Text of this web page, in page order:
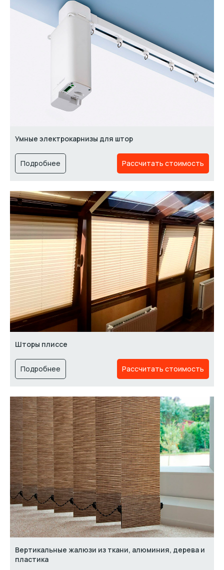
Умные электрокарнизы для штор
Подробнее Рассчитать стоимость
Шторы плиссе
Подробнее Рассчитать стоимость
Вертикальные жалюзи из ткани, алюминия, дерева и
пластика